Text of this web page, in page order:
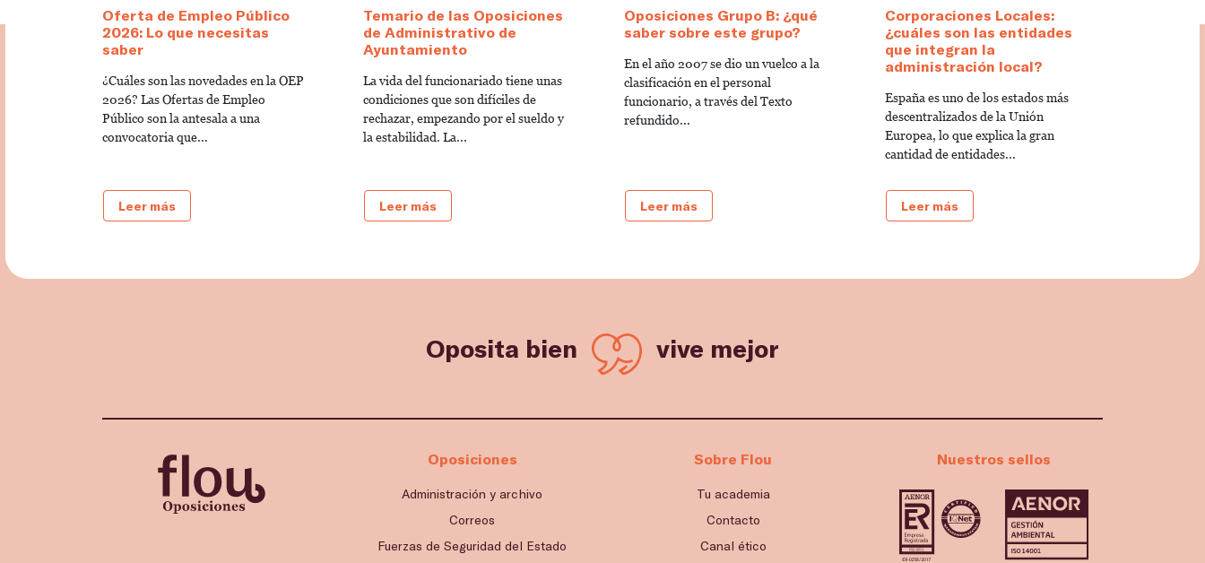
Oferta de Empleo Público
2026: Lo que necesitas
saber
¿Cuáles son las novedades en la OEP
2026? Las Ofertas de Empleo
Público son la antesala a una
convocatoria que...
Leer más
Temario de las Oposiciones
de Administrativo de
Ayuntamiento
La vida del funcionariado tiene unas
condiciones que son difíciles de
rechazar, empezando por el sueldo y
la estabilidad. La...
Leer más
Oposiciones Grupo B: ¿qué
saber sobre este grupo?
En el año 2007 se dio un vuelco a la
clasificación en el personal
funcionario, a través del Texto
refundido...
Leer más
Corporaciones Locales:
¿cuáles son las entidades
que integran la
administración local?
España es uno de los estados más
descentralizados de la Unión
Europea, lo que explica la gran
cantidad de entidades...
Leer más
Oposita bien vive mejor
Oposiciones
Administración y archivo
Correos
Fuerzas de Seguridad del Estado
Sobre Flou
Tu academia
Contacto
Canal ético
Nuestros sellos